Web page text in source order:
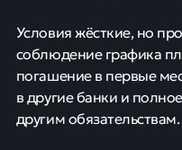
Условия жёсткие, но
соблюдение графика
погашение в первые
в другие банки и
другим обязательствам.